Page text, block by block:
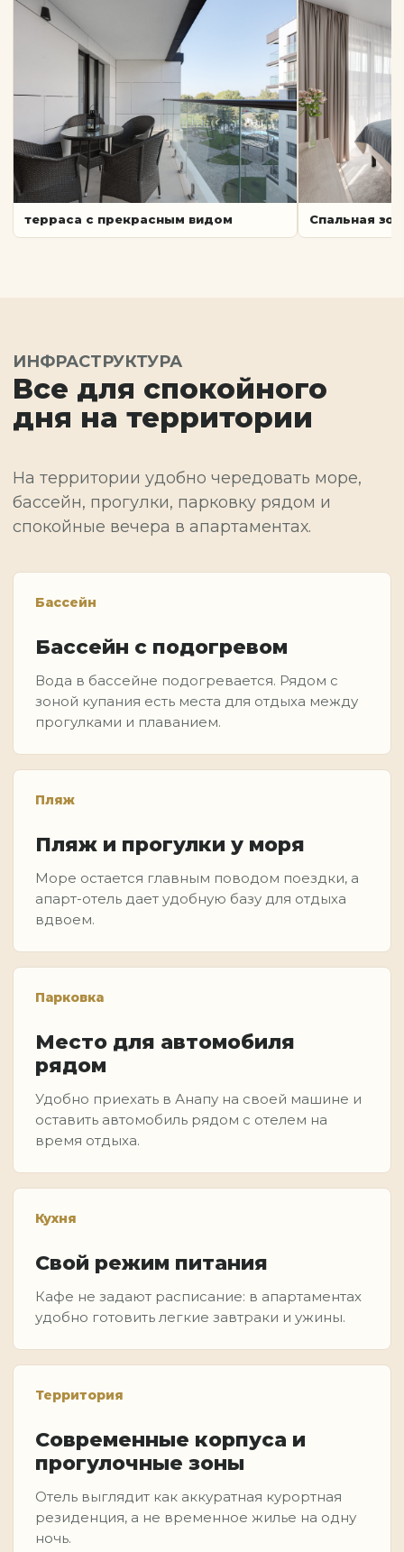
терраса с прекрасным видом Спальная
ИНФРАСТРУКТУРА
Все для спокойного
дня на территории
На территории удобно чередовать море,
бассейн, прогулки, парковку рядом и
спокойные вечера в апартаментах.
Бассейн
Бассейн с подогревом
Вода в бассейне подогревается. Рядом с
зоной купания есть места для отдыха между
прогулками и плаванием.
Пляж
Пляж и прогулки у моря
Море остается главным поводом поездки, а
апарт-отель дает удобную базу для отдыха
вдвоем.
Парковка
Место для автомобиля
рядом
Удобно приехать в Анапу на своей машине и
оставить автомобиль рядом с отелем на
время отдыха.
Кухня
Свой режим питания
Кафе не задают расписание: в апартаментах
удобно готовить легкие завтраки и ужины.
Территория
Современные корпуса и
прогулочные зоны
Отель выглядит как аккуратная курортная
резиденция, а не временное жилье на одну
ночь.